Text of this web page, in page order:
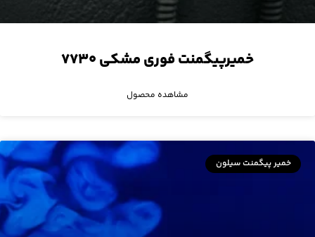
خمیرپیگمنت فوری مشکی ۷۷۳۰
مشاهده محصول
خمیر پیگمنت سیلون